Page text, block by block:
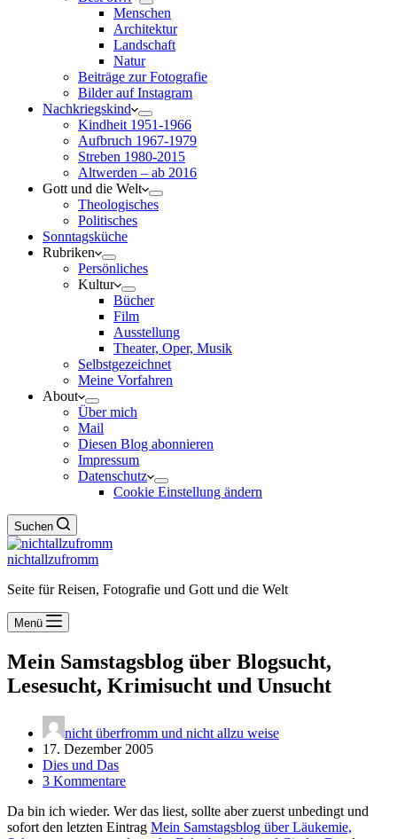
Menschen
Architektur
Landschaft
Natur
Beiträge zur Fotografie
Bilder auf Instagram
Nachkriegskind
Kindheit 1951-1966
Aufbruch 1967-1979
Streben 1980-2015
Altwerden – ab 2016
Gott und die Welt
Theologisches
Politisches
Sonntagsküche
Rubriken
Persönliches
Kultur
Bücher
Film
Ausstellung
Theater, Oper, Musik
Selbstgezeichnet
Meine Vorfahren
About
Über mich
Mail
Diesen Blog abonnieren
Impressum
Datenschutz
Cookie Einstellung ändern
Suchen
nichtallzufromm
Seite für Reisen, Fotografie und Gott und die Welt
Menü
Mein Samstagsblog über Blogsucht,
Lesesucht, Krimisucht und Unsucht
nicht überfromm und nicht allzu weise
17. Dezember 2005
Dies und Das
3 Kommentare
Da bin ich wieder. Wer das liest, sollte aber zuerst unbedingt und
sofort den letzten Eintrag Mein Samstagsblog über Läukemie,